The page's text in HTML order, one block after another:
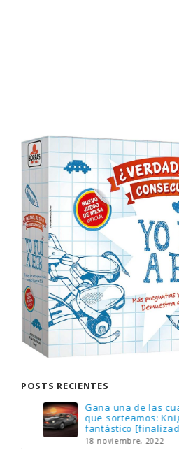
POSTS RECIENTES
Gana una de las cuatro
que sorteamos: Knight
fantástico [finalizado]
18 noviembre, 2022